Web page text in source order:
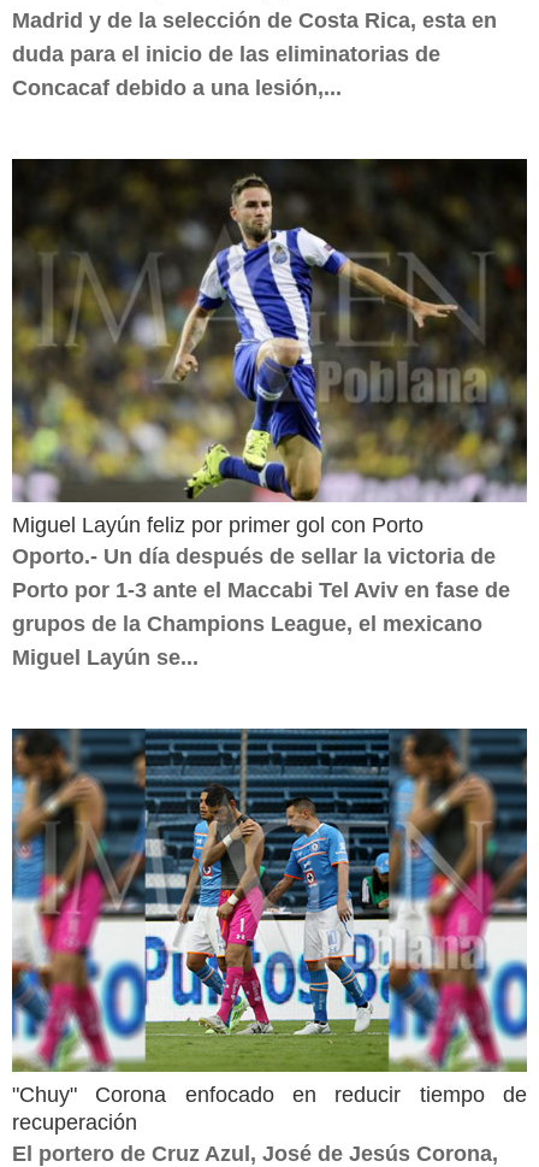
Madrid y de la selección de Costa Rica, esta en
duda para el inicio de las eliminatorias de
Concacaf debido a una lesión,...
Miguel Layún feliz por primer gol con Porto
Oporto.- Un día después de sellar la victoria de
Porto por 1-3 ante el Maccabi Tel Aviv en fase de
grupos de la Champions League, el mexicano
Miguel Layún se...
"Chuy" Corona enfocado en reducir tiempo de
recuperación
El portero de Cruz Azul, José de Jesús Corona,